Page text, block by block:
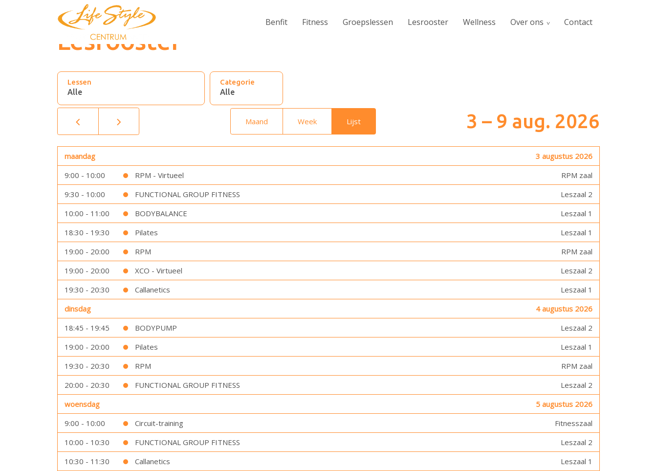
Benfit Fitness Groepslessen Lesrooster Wellness Over ons Contact
Lesrooster
Lessen Categorie
Maand Week Lijst 3 – 9 aug. 2026
maandag
3 augustus 2026
9:00 - 10:00
RPM - Virtueel
RPM zaal
9:30 - 10:00
FUNCTIONAL GROUP FITNESS
Leszaal 2
10:00 - 11:00
BODYBALANCE
Leszaal 1
18:30 - 19:30
Pilates
Leszaal 1
19:00 - 20:00
RPM
RPM zaal
19:00 - 20:00
XCO - Virtueel
Leszaal 2
19:30 - 20:30
Callanetics
Leszaal 1
dinsdag
4 augustus 2026
18:45 - 19:45
BODYPUMP
Leszaal 2
19:00 - 20:00
Pilates
Leszaal 1
19:30 - 20:30
RPM
RPM zaal
20:00 - 20:30
FUNCTIONAL GROUP FITNESS
Leszaal 2
woensdag
5 augustus 2026
9:00 - 10:00
Circuit-training
Fitnesszaal
10:00 - 10:30
FUNCTIONAL GROUP FITNESS
Leszaal 2
10:30 - 11:30
Callanetics
Leszaal 1